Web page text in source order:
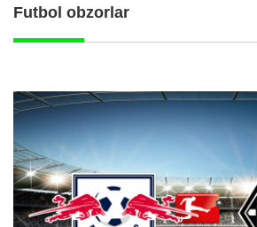
Futbol obzorlar